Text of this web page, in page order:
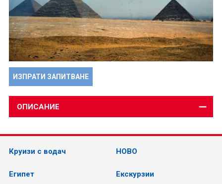
ИЗПРАТИ ЗАПИТВАНЕ
ОПИСАНИЕ
Круизи с водач НОВО
Египет Екскурзии